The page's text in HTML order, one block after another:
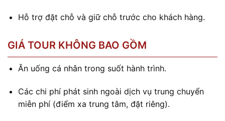
Hỗ trợ đặt chỗ và giữ chỗ trước cho khách hàng.
GIÁ TOUR KHÔNG BAO GỒM
Ăn uống cá nhân trong suốt hành trình.
Các chi phí phát sinh ngoài dịch vụ trung chuyển
miễn phí (điểm xa trung tâm, đặt riêng).